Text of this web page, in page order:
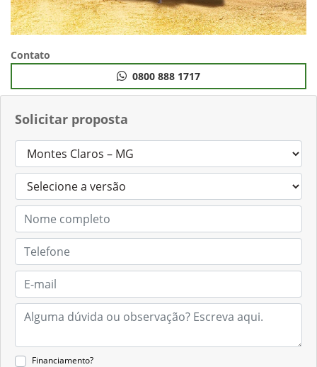
Solicitar proposta
Financiamento?
Contato
0800 888 1717